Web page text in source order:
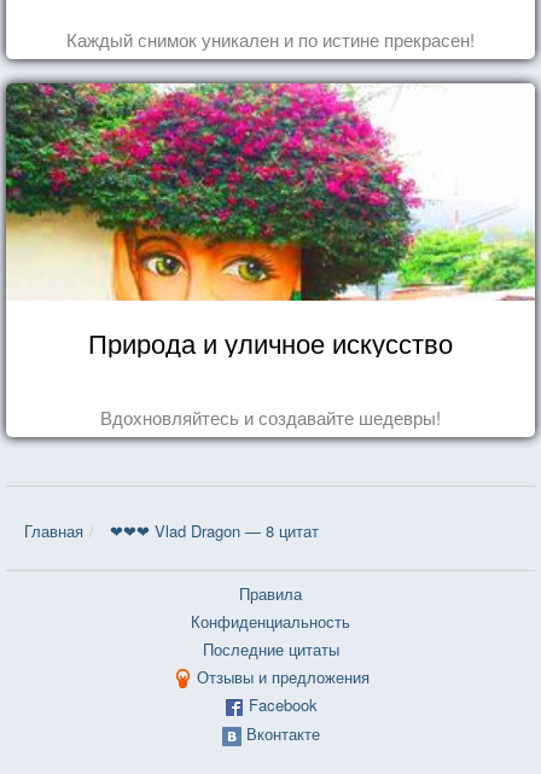
Каждый снимок уникален и по истине прекрасен!
Природа и уличное искусство
Вдохновляйтесь и создавайте шедевры!
Главная ❤❤❤ Vlad Dragon — 8 цитат
Правила
Конфиденциальность
Последние цитаты
Отзывы и предложения
Facebook
Вконтакте